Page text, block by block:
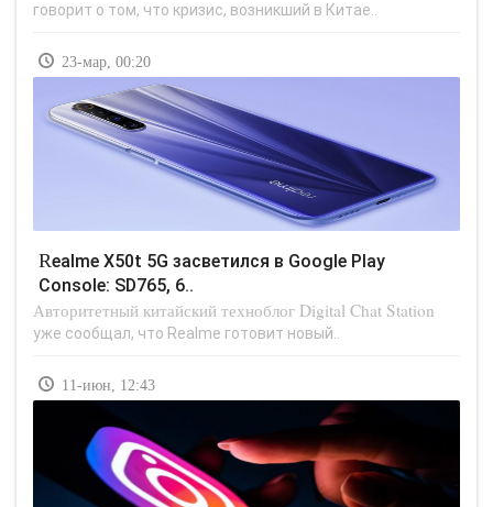
говорит о том, что кризис, возникший в Китае..
23-мар, 00:20
Realme X50t 5G засветился в Google Play
Console: SD765, 6..
Авторитетный китайский техноблог Digital Chat Station
уже сообщал, что Realme готовит новый..
11-июн, 12:43